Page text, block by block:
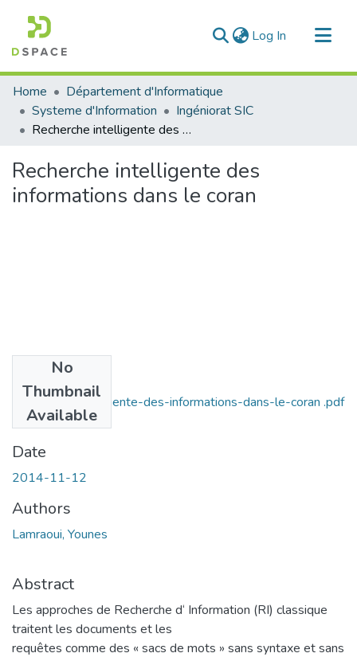
Log In (current)
Communities & Collections
All of DSpace
Statistics
Home
Département d'Informatique
Systeme d'Information
Ingéniorat SIC
Recherche intelligente des informations dans le coran
Recherche intelligente des
informations dans le coran
No
Thumbnail
Available
Recherche-intelligente-des-informations-dans-le-coran .pdf
(1.74 MB)
Date
2014-11-12
Authors
Lamraoui, Younes
Abstract
Les approches de Recherche d‘ Information (RI) classique
traitent les documents et les
requêtes comme des « sacs de mots » sans syntaxe et sans